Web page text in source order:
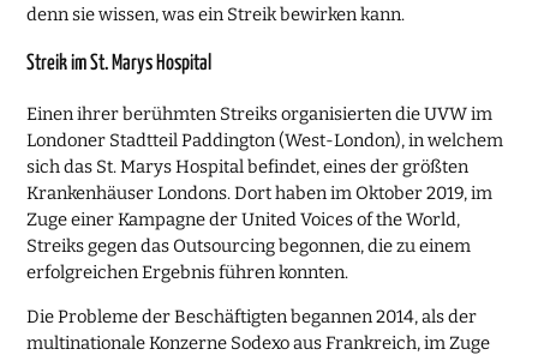
denn sie wissen, was ein Streik bewirken kann.
Streik im St. Marys Hospital
Einen ihrer berühmten Streiks organisierten die UVW im
Londoner Stadtteil Paddington (West-London), in welchem
sich das St. Marys Hospital befindet, eines der größten
Krankenhäuser Londons. Dort haben im Oktober 2019, im
Zuge einer Kampagne der United Voices of the World,
Streiks gegen das Outsourcing begonnen, die zu einem
erfolgreichen Ergebnis führen konnten.
Die Probleme der Beschäftigten begannen 2014, als der
multinationale Konzerne Sodexo aus Frankreich, im Zuge